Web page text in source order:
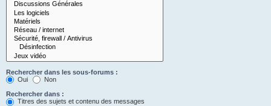
Rechercher dans les sous-forums :
Oui
Non
Rechercher dans :
Titres des sujets et contenu des messages